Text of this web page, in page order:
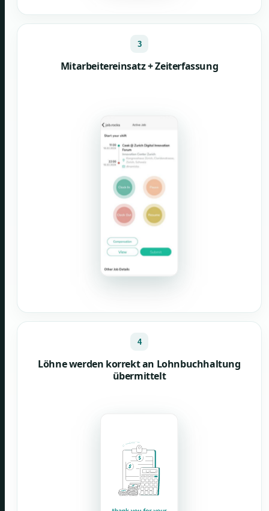
3
Mitarbeitereinsatz + Zeiterfassung
4
Löhne werden korrekt an Lohnbuchhaltung
übermittelt